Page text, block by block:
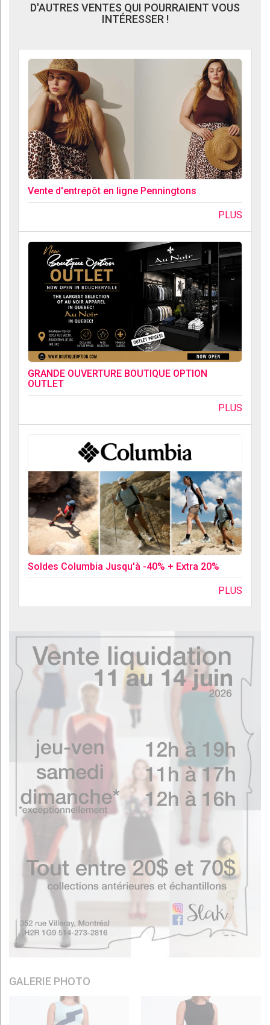
D'AUTRES VENTES QUI POURRAIENT VOUS
INTÉRESSER !
Vente d'entrepôt en ligne Penningtons
PLUS
GRANDE OUVERTURE BOUTIQUE OPTION
OUTLET
PLUS
Soldes Columbia Jusqu'à -40% + Extra 20%
PLUS
GALERIE PHOTO